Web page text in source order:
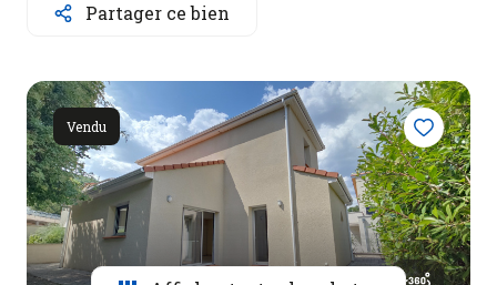
vendus
Estimation
Gestion
Contact
Partager ce bien
Vendu